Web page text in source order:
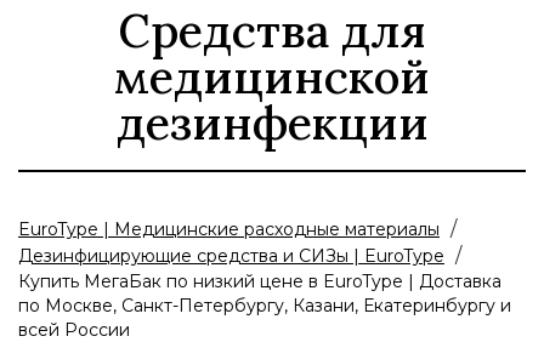
Средства для
медицинской
дезинфекции
EuroType | Медицинские расходные материалы /
Дезинфицирующие средства и СИЗы | EuroType /
Купить МегаБак по низкий цене в EuroType | Доставка
по Москве, Санкт-Петербургу, Казани, Екатеринбургу и
всей России